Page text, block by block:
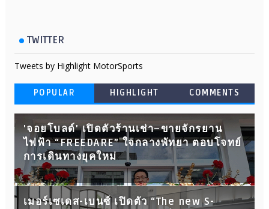
TWITTER
Tweets by Highlight MotorSports
POPULAR HIGHLIGHT COMMENTS
'จอยโบลด์' เปิดตัวร้านเช่า–ขายจักรยาน
ไฟฟ้า “FREEDARE” ใจกลางพัทยา ตอบโจทย์
การเดินทางยุคใหม่
เมอร์เซเดส-เบนซ์ เปิดตัว “The new S-